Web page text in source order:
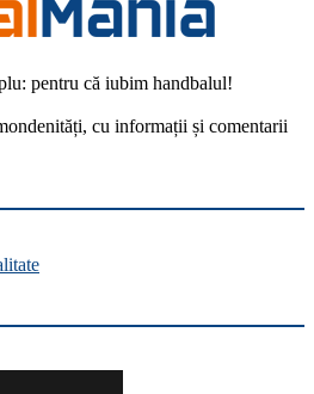
pentru că iubim handbalul!
cu informații și comentarii